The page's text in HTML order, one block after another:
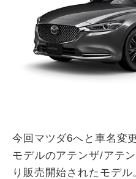
今回マツダ6へと車名変
モデルのアテンザ/アテ
り販売開始されたモデ